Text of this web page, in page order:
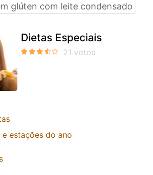
glúten com leite condensado
Dietas Especiais
e estações do ano